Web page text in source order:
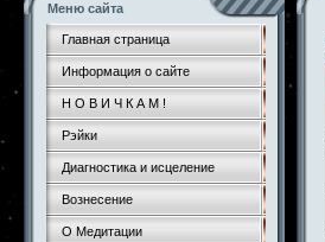
Меню сайта
Главная страница
Информация о сайте
Н О В И Ч К А М !
Рэйки
Диагностика и исцеление
Вознесение
О Медитации